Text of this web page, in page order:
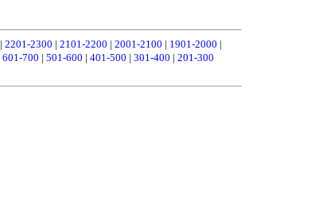
| 2201-2300 | 2101-2200 | 2001-2100 | 1901-2000 |
601-700 | 501-600 | 401-500 | 301-400 | 201-300